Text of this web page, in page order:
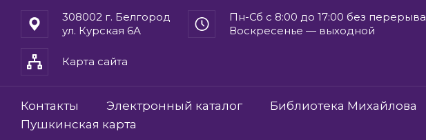
308002 г. Белгород
ул. Курская 6А
Пн-Сб с 8:00 до 17:00 без перерыва
Воскресенье — выходной
Карта сайта
Контакты Электронный каталог
Библиотека Михайлова
Пушкинская карта